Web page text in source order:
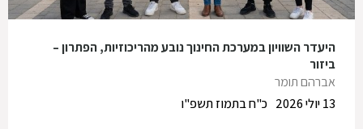
היעדר השוויון במערכת החינוך נובע מהריכוזיות, הפתרון –
ביזור
אברהם תומר
כ"ח בתמוז תשפ"ו
13 יולי 2026